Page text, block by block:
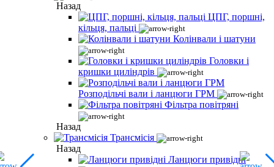
Назад
ЦПГ, поршні,
кільця, пальці
Колінвали і шатуни
Головки і
кришки циліндрів
Розподільчі вали і ланцюги ГРМ
Фільтра повітряні
Назад
Трансмісія
Назад
Ланцюги привідні